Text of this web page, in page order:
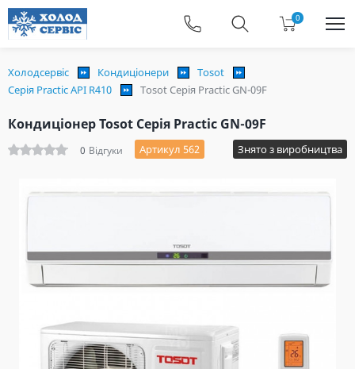
0
Холодсервіс Кондиціонери
Tosot
Серія Practic API R410
Tosot Серія Practic GN-09F
Кондиціонер Tosot Серія Practic GN-09F
0 Відгуки Артикул 562 Знято з виробництва